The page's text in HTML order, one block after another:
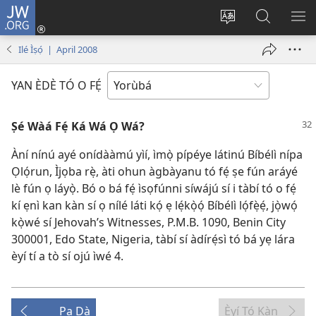
JW.ORG
Yí
pa
Wọlé
(opens
Wa
JW.ORG
Ilé Ìṣọ́ | April 2008
YAN ÈDÈ TÓ O FẸ́
Ṣé Wàá Fẹ́ Ká Wá Ọ Wá?
Àní nínú ayé onídààmú yìí, ìmọ̀ pípéye látinú Bíbélì nípa
Ọlọ́run, Ìjọba rẹ̀, àti ohun àgbàyanu tó fẹ́ ṣe fún aráyé
lè fún ọ láyọ̀. Bó o bá fẹ́ ìsọfúnni síwájú sí i tàbí tó o fẹ́
kí ẹnì kan kàn sí ọ nílé láti kọ́ ẹ lẹ́kọ̀ọ́ Bíbélì lọ́fẹ̀ẹ́, jọ̀wọ́
kọ̀wé sí Jehovah’s Witnesses, P.M.B. 1090, Benin City
300001, Edo State, Nigeria, tàbí sí àdírẹ́sì tó bá yẹ lára
èyí tí a tò sí ojú ìwé 4.
Pa Dà Èyí Tó Kàn